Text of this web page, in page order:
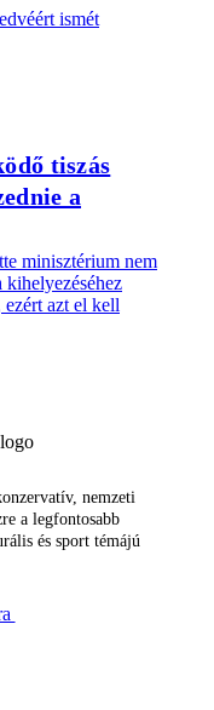
ismét
tiszás
a
minisztérium nem
kihelyezéséhez
ezért azt el kell
nemzeti
a legfontosabb
és sport témájú